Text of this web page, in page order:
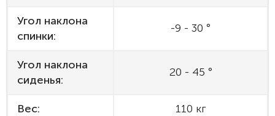
Угол наклона
спинки:
-9 - 30 °
Угол наклона
сиденья:
20 - 45 °
Вес: 110 кг